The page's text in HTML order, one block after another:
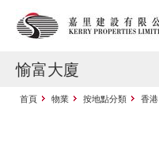
愉富大廈
首頁 物業 按地點分類 香港